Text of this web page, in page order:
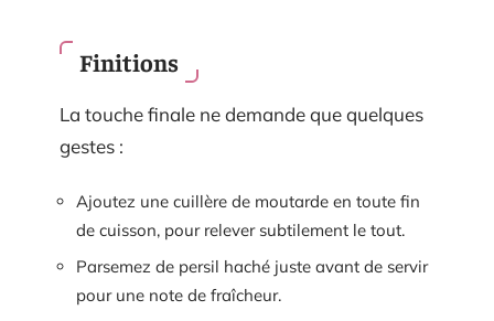
Finitions
La touche finale ne demande que quelques
gestes :
Ajoutez une cuillère de moutarde en toute fin
de cuisson, pour relever subtilement le tout.
Parsemez de persil haché juste avant de servir
pour une note de fraîcheur.